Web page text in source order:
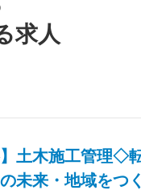
求人
】土木施工管理◇
未来・地域をつ